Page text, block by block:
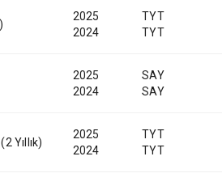
2025
2024
TYT
TYT
2025
2024
SAY
SAY
Yıllık)
2025
2024
TYT
TYT